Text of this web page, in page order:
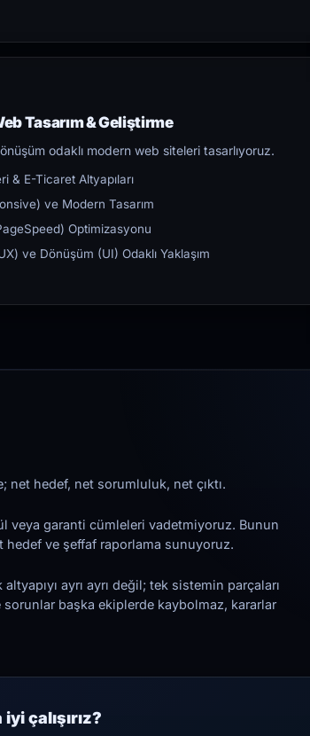
Tasarım & Geliştirme
odaklı modern web siteleri tasarlıyoruz.
& E-Ticaret Altyapıları
ve Modern Tasarım
Optimizasyonu
ve Dönüşüm (UI) Odaklı Yaklaşım
net hedef, net sorumluluk, net çıktı.
veya garanti cümleleri vadetmiyoruz. Bunun
hedef ve şeffaf raporlama sunuyoruz.
ayrı ayrı değil; tek sistemin parçaları
sorunlar başka ekiplerde kaybolmaz, kararlar
çalışırız?